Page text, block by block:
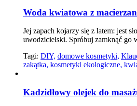
Woda kwiatowa z
Jej zapach kojarzy się z latem: jest
uwodzicielski. Spróbuj zamknąć go
Tagi: DIY, domowe kosmetyki,
zakątka, kosmetyki ekologiczne,
Kadzidłowy olejek do